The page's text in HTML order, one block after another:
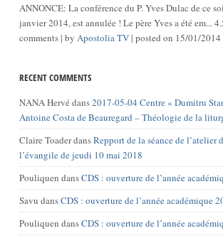
ANNONCE: La conférence du P. Yves Dulac de ce soir, mercredi 15
janvier 2014, est annulée ! Le père Yves a été em...
comments| by Apostolia TV| posted on 15/01/2014
RECENT COMMENTS
NANA Hervé dans2017-05-04 Centre « Dumitru
Antoine Costa de Beauregard – Théologie de la
Claire ToaderdansRepport de la séance de l’atelier
l’évangile de jeudi 10 mai 2018
Pouliquen dansCDS : ouverture de l’année
Savu dansCDS : ouverture de l’année académique
Pouliquen dansCDS : ouverture de l’année